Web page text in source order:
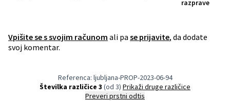
razprave
Vpišite se s svojim računom ali pa se prijavite, da dodate
svoj komentar.
Referenca: ljubljana-PROP-2023-06-94
Številka različice 3 (od 3)
Prikaži druge različice
Preveri prstni odtis